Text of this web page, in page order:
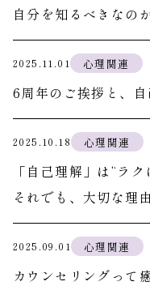
自分を知るべきなの
2025.11.01 心理関連
6周年のご挨拶と、
2025.10.18 心理関連
「自己理解」は“ラ
それでも、大切な理由
2025.09.01 心理関連
カウンセリングって